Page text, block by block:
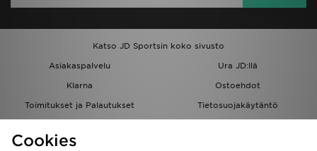
Katso JD Sportsin koko sivusto
Asiakaspalvelu
Ura JD:llä
Klarna
Ostoehdot
Toimitukset ja Palautukset
Tietosuojakäytäntö
Löydä myymälä
Cookies